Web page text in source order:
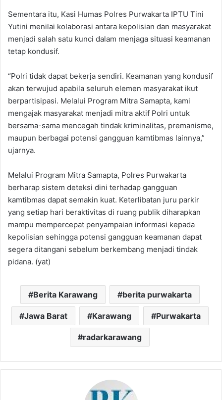
Sementara itu, Kasi Humas Polres Purwakarta IPTU Tini
Yutini menilai kolaborasi antara kepolisian dan masyarakat
menjadi salah satu kunci dalam menjaga situasi keamanan
tetap kondusif.
“Polri tidak dapat bekerja sendiri. Keamanan yang kondusif
akan terwujud apabila seluruh elemen masyarakat ikut
berpartisipasi. Melalui Program Mitra Samapta, kami
mengajak masyarakat menjadi mitra aktif Polri untuk
bersama-sama mencegah tindak kriminalitas, premanisme,
maupun berbagai potensi gangguan kamtibmas lainnya,”
ujarnya.
Melalui Program Mitra Samapta, Polres Purwakarta
berharap sistem deteksi dini terhadap gangguan
kamtibmas dapat semakin kuat. Keterlibatan juru parkir
yang setiap hari beraktivitas di ruang publik diharapkan
mampu mempercepat penyampaian informasi kepada
kepolisian sehingga potensi gangguan keamanan dapat
segera ditangani sebelum berkembang menjadi tindak
pidana. (yat)
Berita Karawang berita purwakarta
Jawa Barat Karawang Purwakarta
radarkarawang